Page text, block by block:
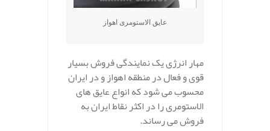
عایق الاستومری اهواز
مهار انرژی یک نمایندگی فروش بسیار
قوی و فعال در منطقه اهواز و در ایران
محسوب می شود که انواع عایق های
الاستومری را در اکثر نقاط ایران به
فروش می رساند.